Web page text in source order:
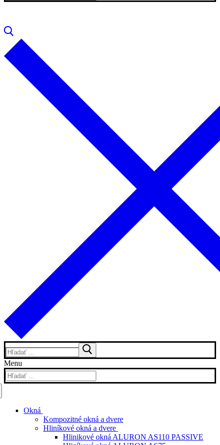
Hľadať:
Menu
Hľadať:
Okná
Kompozitné okná a dvere
Hliníkové okná a dvere
Hlinikové okná ALURON AS110 PASSIVE